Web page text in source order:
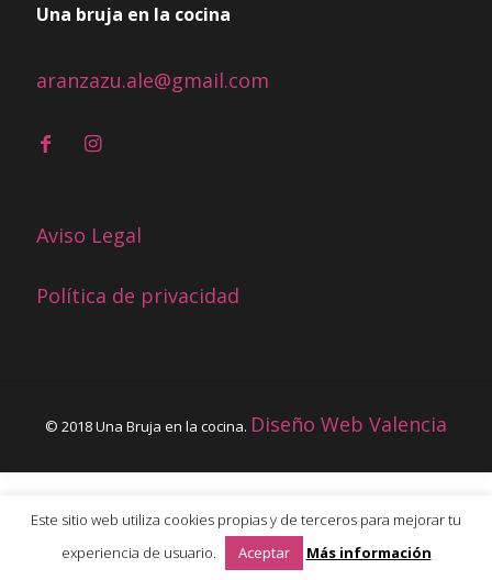
Una bruja en la cocina
aranzazu.ale@gmail.com
Aviso Legal
Política de privacidad
© 2018 Una Bruja en la cocina. Diseño Web Valencia
Este sitio web utiliza cookies propias y de terceros para mejorar tu
experiencia de usuario.
Aceptar Más información